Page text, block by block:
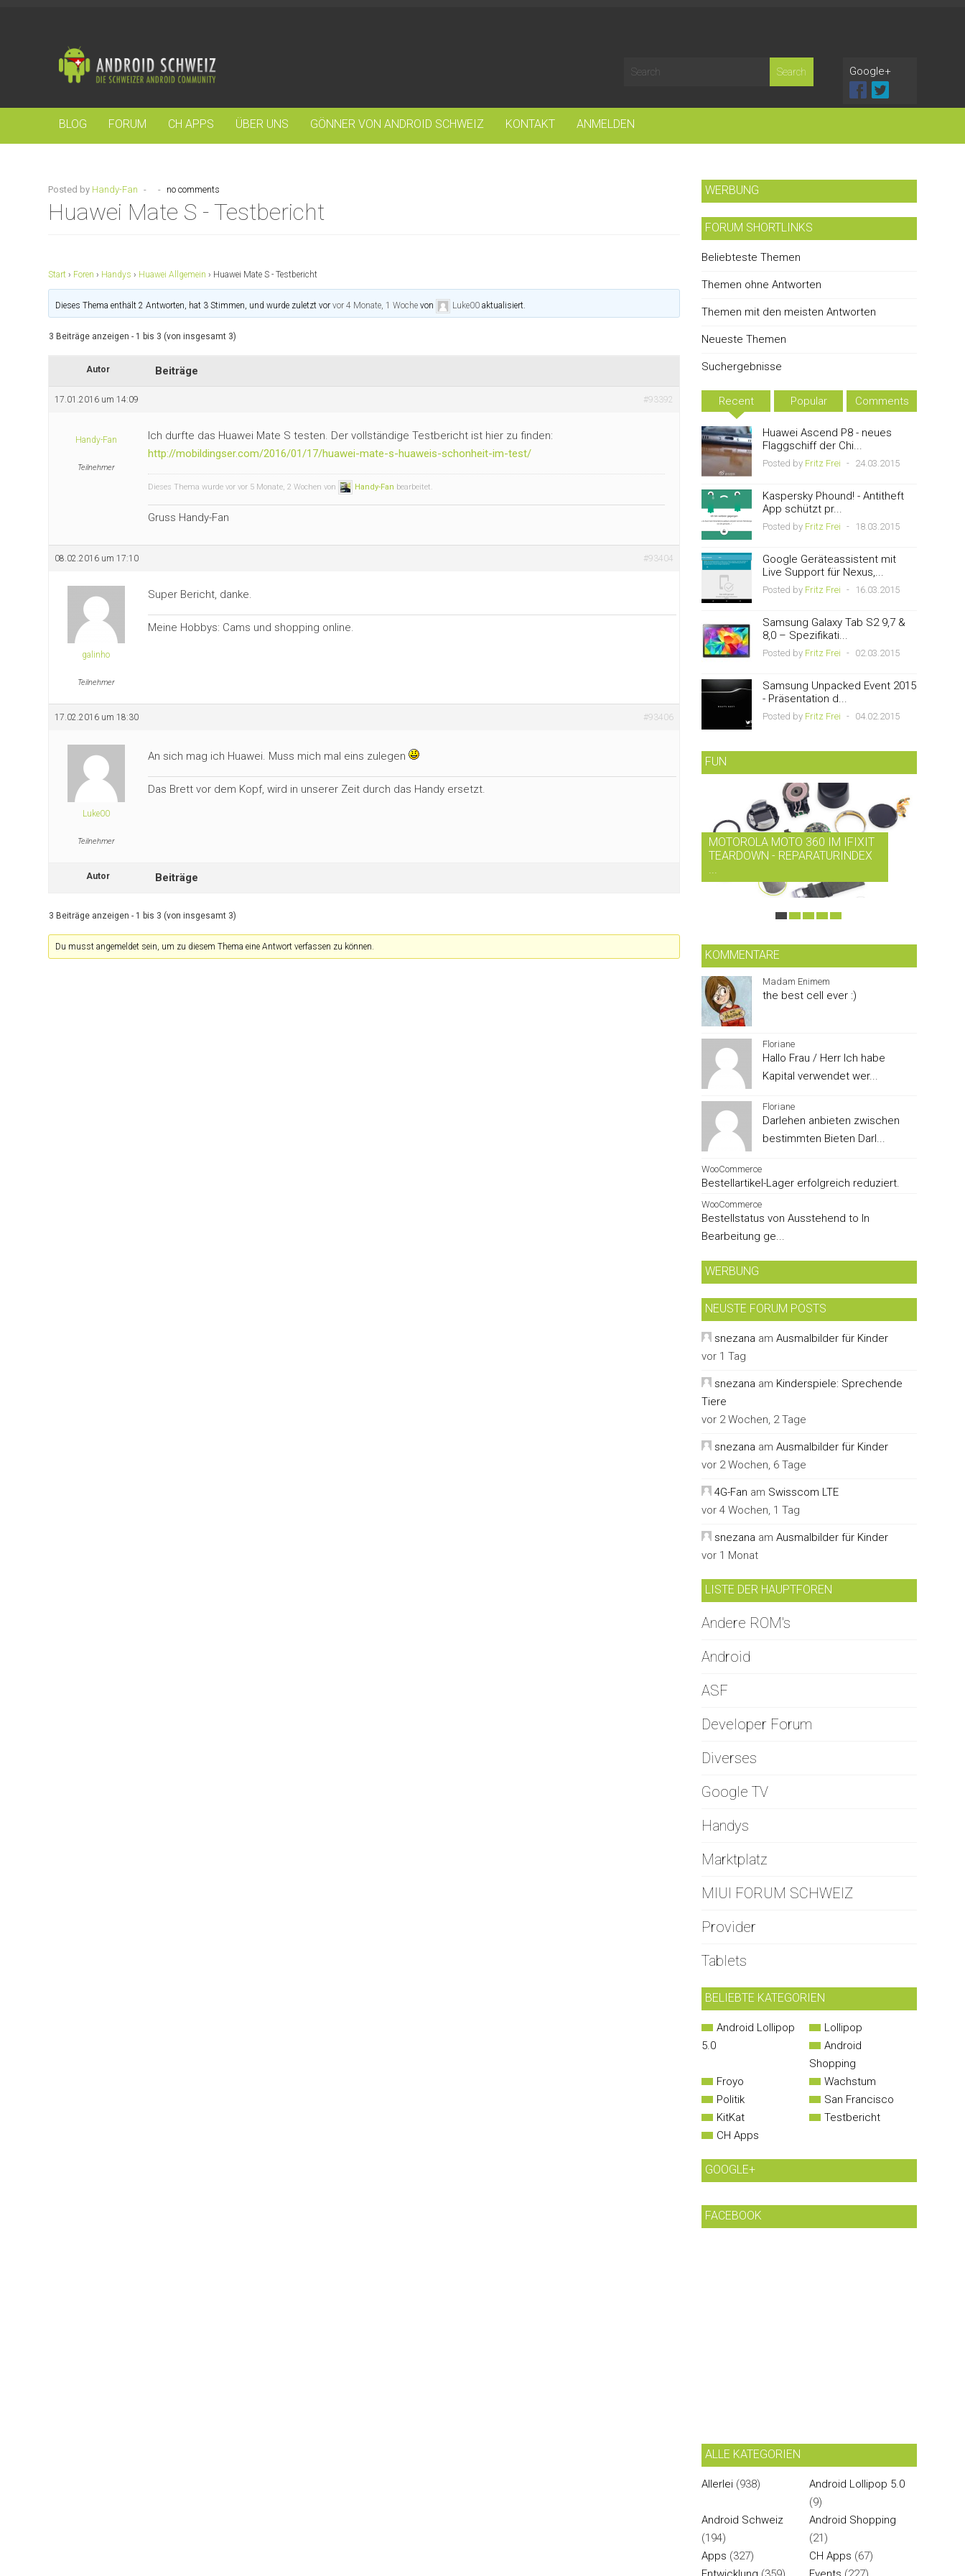
Google+
BLOG FORUM CH APPS ÜBER UNS GÖNNER VON ANDROID SCHWEIZ KONTAKT ANMELDEN
Posted by Handy-Fan - - no comments
Huawei Mate S - Testbericht
Start › Foren › Handys › Huawei Allgemein › Huawei Mate S - Testbericht
Dieses Thema enthält 2 Antworten, hat 3 Stimmen, und wurde zuletzt vorvor 4 Monate, 1 Woche von Luke00 aktualisiert.
3 Beiträge anzeigen - 1 bis 3 (von insgesamt 3)
Autor Beiträge
17.01.2016 um 14:09 #93392
Handy-Fan
Teilnehmer
Ich durfte das Huawei Mate S testen. Der vollständige Testbericht ist hier zu finden:
http://mobildingser.com/2016/01/17/huawei-mate-s-huaweis-schonheit-im-test/
Dieses Thema wurde vor vor 5 Monate, 2 Wochen von Handy-Fan bearbeitet.
Gruss Handy-Fan
08.02.2016 um 17:10 #93404
galinho
Teilnehmer
Super Bericht, danke.
Meine Hobbys: Cams und shopping online.
17.02.2016 um 18:30 #93406
Luke00
Teilnehmer
An sich mag ich Huawei. Muss mich mal eins zulegen
Das Brett vor dem Kopf, wird in unserer Zeit durch das Handy ersetzt.
Autor Beiträge
3 Beiträge anzeigen - 1 bis 3 (von insgesamt 3)
Du musst angemeldet sein, um zu diesem Thema eine Antwort verfassen zu können.
WERBUNG
FORUM SHORTLINKS
Beliebteste Themen
Themen ohne Antworten
Themen mit den meisten Antworten
Neueste Themen
Suchergebnisse
Recent Popular Comments
Huawei Ascend P8 - neues
Flaggschiff der Chi...
Posted by Fritz Frei - 24.03.2015
Kaspersky Phound! - Antitheft
App schützt pr...
Posted by Fritz Frei - 18.03.2015
Google Geräteassistent mit
Live Support für Nexus,...
Posted by Fritz Frei - 16.03.2015
Samsung Galaxy Tab S2 9,7 &
8,0 – Spezifikati...
Posted by Fritz Frei - 02.03.2015
Samsung Unpacked Event 2015
- Präsentation d...
Posted by Fritz Frei - 04.02.2015
FUN
MOTOROLA MOTO 360 IM IFIXIT
TEARDOWN - REPARATURINDEX
...
KOMMENTARE
Madam Enimem
the best cell ever :)
Floriane
Hallo Frau / Herr Ich habe
Kapital verwendet wer...
Floriane
Darlehen anbieten zwischen
bestimmten Bieten Darl...
WooCommerce
Bestellartikel-Lager erfolgreich reduziert.
WooCommerce
Bestellstatus von Ausstehend to In
Bearbeitung ge...
WERBUNG
NEUSTE FORUM POSTS
snezana am Ausmalbilder für Kinder
vor 1 Tag
snezana am Kinderspiele: Sprechende
Tiere
vor 2 Wochen, 2 Tage
snezana am Ausmalbilder für Kinder
vor 2 Wochen, 6 Tage
4G-Fan am Swisscom LTE
vor 4 Wochen, 1 Tag
snezana am Ausmalbilder für Kinder
vor 1 Monat
LISTE DER HAUPTFOREN
Andere ROM's
Android
ASF
Developer Forum
Diverses
Google TV
Handys
Marktplatz
MIUI FORUM SCHWEIZ
Provider
Tablets
BELIEBTE KATEGORIEN
Android Lollipop
5.0
Lollipop
Android
Shopping
Froyo
Wachstum
Politik
San Francisco
KitKat
Testbericht
CH Apps
GOOGLE+
FACEBOOK
ALLE KATEGORIEN
Allerlei (938)
Android Lollipop 5.0
(9)
Android Schweiz
(194)
Android Shopping
(21)
Apps (327) CH Apps (67)